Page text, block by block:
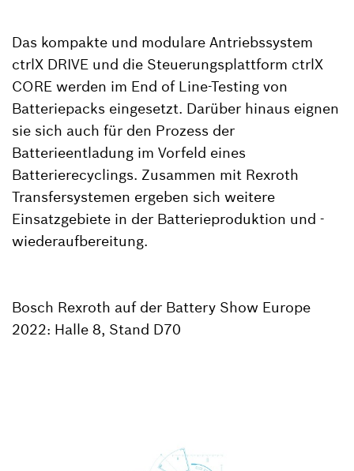
Das kompakte und modulare Antriebssystem
ctrlX DRIVE und die Steuerungsplattform ctrlX
CORE werden im End of Line-Testing von
Batteriepacks eingesetzt. Darüber hinaus eignen
sie sich auch für den Prozess der
Batterieentladung im Vorfeld eines
Batterierecyclings. Zusammen mit Rexroth
Transfersystemen ergeben sich weitere
Einsatzgebiete in der Batterieproduktion und -
wiederaufbereitung.
Bosch Rexroth auf der Battery Show Europe
2022: Halle 8, Stand D70